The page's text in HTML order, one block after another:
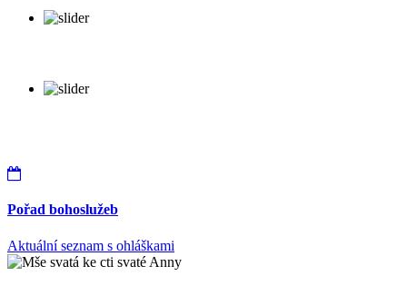
Pořad bohoslužeb
Aktuální seznam s ohláškami